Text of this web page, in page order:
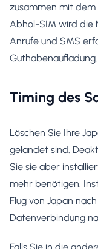
zusammen mit dem
Abhol-SIM wird die
Anrufe und SMS
Guthabenaufladung.
Timing des
Löschen Sie Ihre
gelandet sind.
Sie sie aber
mehr benötigen.
Flug von Japan
Datenverbindung